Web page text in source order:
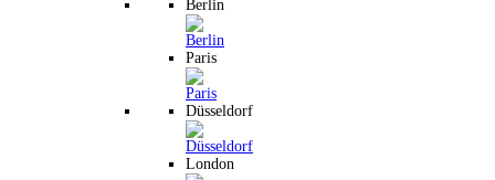
Berlin
Paris
Düsseldorf
London